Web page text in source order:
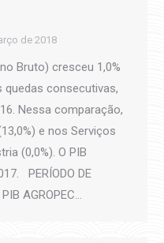
de 2018
Bruto) cresceu 1,0%
quedas consecutivas,
Nessa comparação,
e nos Serviços
(0,0%). O PIB
PERÍODO DE
AGROPEC…